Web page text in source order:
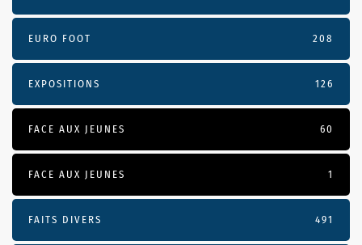
EURO FOOT 208
EXPOSITIONS 126
FACE AUX JEUNES 60
FACE AUX JEUNES 1
FAITS DIVERS 491